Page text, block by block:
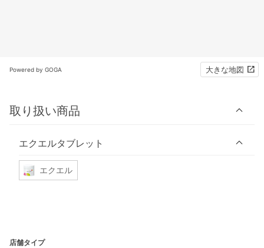
Powered by GOGA 大きな地図
取り扱い商品
エクエルタブレット
エクエル
店舗タイプ